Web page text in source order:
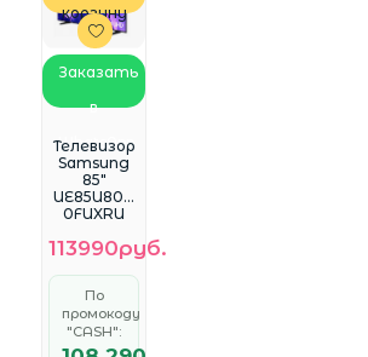
корзину
Заказать
в
WhatsApp
Телевизор
Samsung
85"
UE85U800
0FUXRU
черный
LED 4K
UHD 120Hzi
Smart TV
<UE85U800
0FUXRU>
113990руб.
По
промокоду
"CASH":